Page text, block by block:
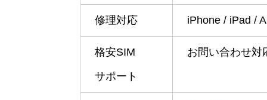
修理対応 iPhone / iPad /
格安SIM
サポート
お問い合わせ対